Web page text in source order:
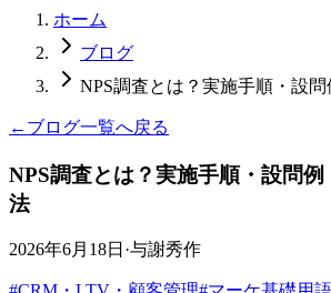
ホーム
ブログ
NPS調査とは？実施手順・設
← ブログ一覧へ戻る
NPS調査とは？実施手順・設問
法
2026年6月18日 ·与謝秀作